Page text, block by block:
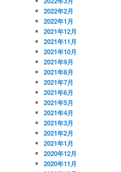
2022年2月
2022年1月
2021年12月
2021年11月
2021年10月
2021年9月
2021年8月
2021年7月
2021年6月
2021年5月
2021年4月
2021年3月
2021年2月
2021年1月
2020年12月
2020年11月